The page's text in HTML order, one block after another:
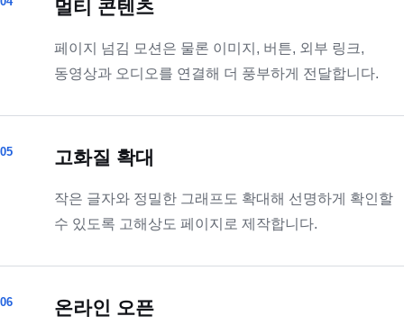
멀티 콘텐츠
페이지 넘김 모션은 물론 이미지, 버튼, 외부 링크,
동영상과 오디오를 연결해 더 풍부하게 전달합니다.
05 고화질 확대
작은 글자와 정밀한 그래프도 확대해 선명하게 확인할
수 있도록 고해상도 페이지로 제작합니다.
06 온라인 오픈